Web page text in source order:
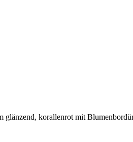
glänzend, korallenrot mit